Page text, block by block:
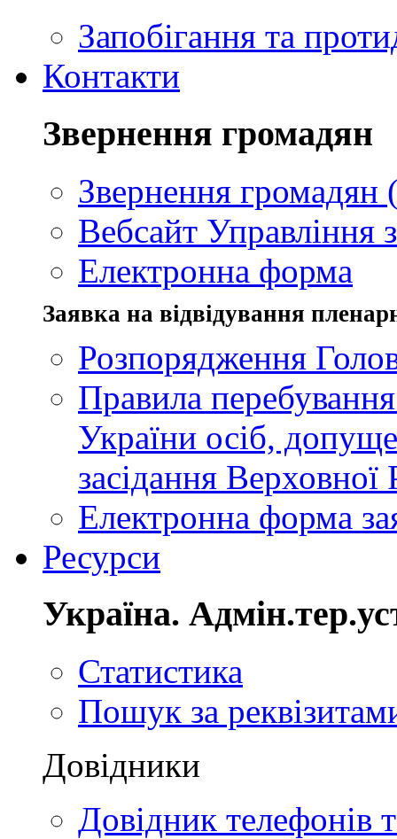
Запобігання та
Контакти
Звернення громадян
Звернення громадян
Вебсайт Управління
Електронна форма
Заявка на відвідування
Розпорядження
Правила
України осіб,
засідання
Електронна форма
Ресурси
Україна.
Статистика
Пошук за
Довідники
Довідник телефонів